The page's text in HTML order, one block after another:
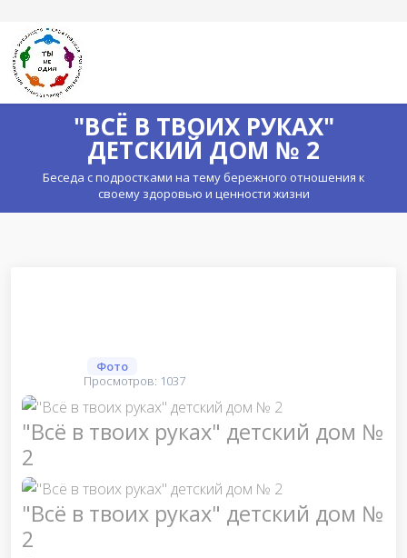
"ВСЁ В ТВОИХ РУКАХ"
ДЕТСКИЙ ДОМ № 2
Беседа с подростками на тему бережного отношения к
своему здоровью и ценности жизни
Фото
Просмотров: 1037
"Всё в твоих руках" детский дом №
2
"Всё в твоих руках" детский дом №
2